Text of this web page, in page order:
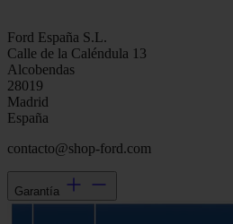
Ford España S.L.
Calle de la Caléndula 13
Alcobendas
28019
Madrid
España
contacto@shop-ford.com
Garantía